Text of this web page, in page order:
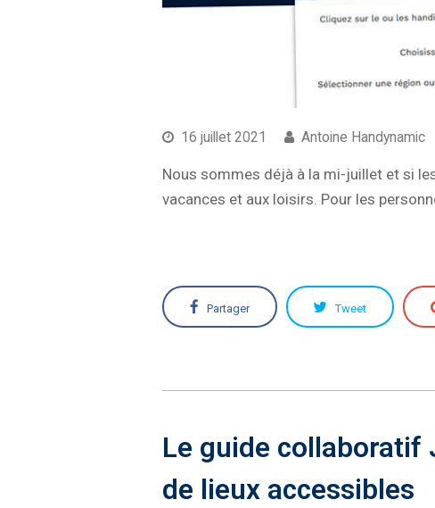
16 juillet 2021 Antoine Handynamic
Nous sommes déjà à la mi-juillet et si
vacances et aux loisirs. Pour les
Partager Tweet
Le guide collaboratif
de lieux accessibles